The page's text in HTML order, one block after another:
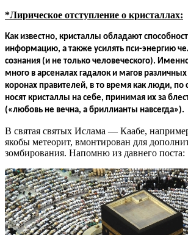
*Лирическое отступление о кристаллах:
Как известно, кристаллы обладают
информацию, а также усилять пси-энергию
сознания (и не только человеческого).
много в арсеналах гадалок и магов
коронах правителей, в то время как люди, по
носят кристаллы на себе, принимая их за
(«любовь не вечна, а бриллианты навсегда»).
В святая святых Ислама — Каабе,
якобы метеорит, вмонтирован для
зомбирования. Напомню из давнего поста: